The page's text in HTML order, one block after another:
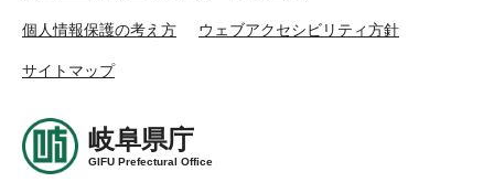
個人情報保護の考え方 ウェブアクセシビリティ方針
サイトマップ
岐阜県庁
GIFU Prefectural Office